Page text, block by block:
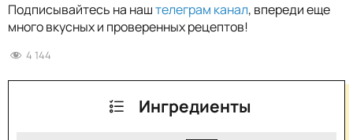
Подписывайтесь на наштелеграм канал, впереди еще
много вкусных и проверенных рецептов!
4 144
Ингредиенты